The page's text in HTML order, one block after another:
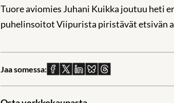
Tuore aviomies Juhani Kuikka joutuu heti
puhelinsoitot Viipurista piristävät etsivän
Jaa somessa:Jaa
Facebookissa
Jaa
X:ssä
Jaa
Linkedinissä
Jaa
Blueskyssä
Jaa
sähköpostilla